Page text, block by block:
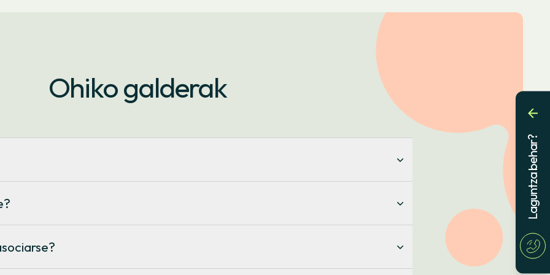
Ohiko galderak
renovables, información y productos eficientes, etc).
desarrollo de la cooperativa a través de comisiones de trabajo, grupos locales y la Asamblea,
el formulario en nuestra web y hacer una aportación de 100€
en caso de abandonar
Laguntza behar?